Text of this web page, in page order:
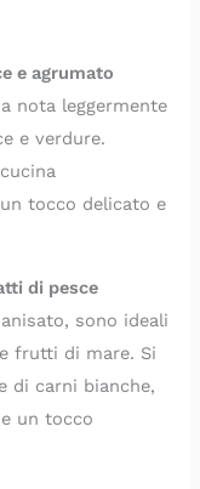
e agrumato
nota leggermente
e verdure.
tocco delicato e
di pesce
sono ideali
frutti di mare. Si
di carni bianche,
un tocco